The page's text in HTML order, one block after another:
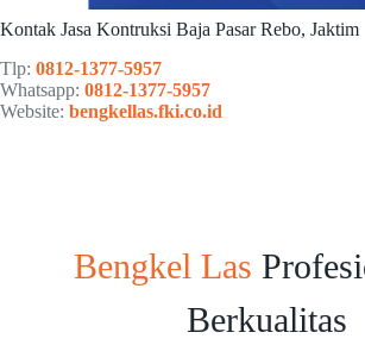
Kontak Jasa Kontruksi Baja Pasar Rebo, Jaktim
Tlp: 0812-1377-5957
Whatsapp: 0812-1377-5957
Website: bengkellas.fki.co.id
Bengkel Las
Berkualitas